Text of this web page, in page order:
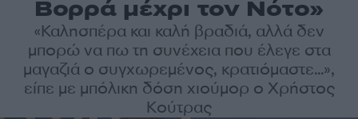
Βορρά μέχρι τον Νότο»
«Καλησπέρα και καλή βραδιά, αλλά δεν
μπορώ να πω τη συνέχεια που έλεγε στα
μαγαζιά ο συγχωρεμένος, κρατιόμαστε...»,
είπε με μπόλικη δόση χιούμορ ο Χρήστος
Κούτρας